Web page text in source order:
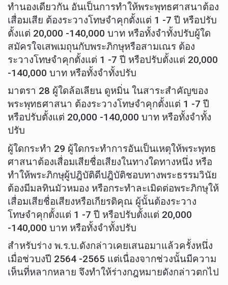
ทำนองเดียวกัน อันเป็นการทำให้พระพุทธศาสนาต้อง
เสื่อมเสีย ต้องระวางโทษจำคุกตั้งแต่ 1 -7 ปี หรือปรับ
ตั้งแต่ 20,000 -140,000 บาท หรือทั้งจำทั้งปรับผู้ใด
สมัครใจเสพเมถุนกับพระภิกษุหรือสามเณร ต้อง
ระวางโทษจำคุกตั้งแต่ 1 -7 ปี หรือปรับตั้งแต่ 20,000
-140,000 บาท หรือทั้งจำทั้งปรับ
มาตรา 28 ผู้ใดล้อเลียน ดูหมิ่น ในสาระสำคัญของ
พระพุทธศาสนา ต้องระวางโทษจำคุกตั้งแต่ 1 -7 ปี
หรือปรับตั้งแต่ 20,000 -140,000 บาท หรือทั้งจำทั้ง
ปรับ
ผู้ใดกระทำ 29 ผู้ใดกระทำการอันเป็นเหตุให้พระพุทธ
ศาสนาต้องเสื่อมเสียชื่อเสียงในทางใดทางหนึ่ง หรือ
ทำให้พระภิกษุผู้ปฎิบัติดีปฎิบัติชอบทางพระธรรมวินัย
ต้องมีมลทินมัวหมอง หรือกระทำละเมิดต่อพระภิกษุให้
เสื่อมเสียชื่อเสียงหรือเกียรติคุณ ผู้นั้นต้องระวาง
โทษจำคุกตั้งแต่ 1 -7 ปี หรือปรับตั้งแต่ 20,000
-140,000 บาท หรือทั้งจำทั้งปรับ
สำหรับร่าง พ.ร.บ.ดังกล่าวเคยเสนอมาแล้วครั้งหนึ่ง
เมื่อช่วบงปี 2564 -2565 แต่เนื่องจากช่วงนั้นมีความ
เห็นที่หลากหลาย จึงทำให้ร่างกฎหมายดังกล่าวตกไป